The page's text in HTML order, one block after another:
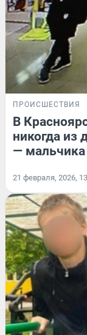
ПРОИСШЕСТВИЯ
В
никогда из
—
21 февраля, 2026,